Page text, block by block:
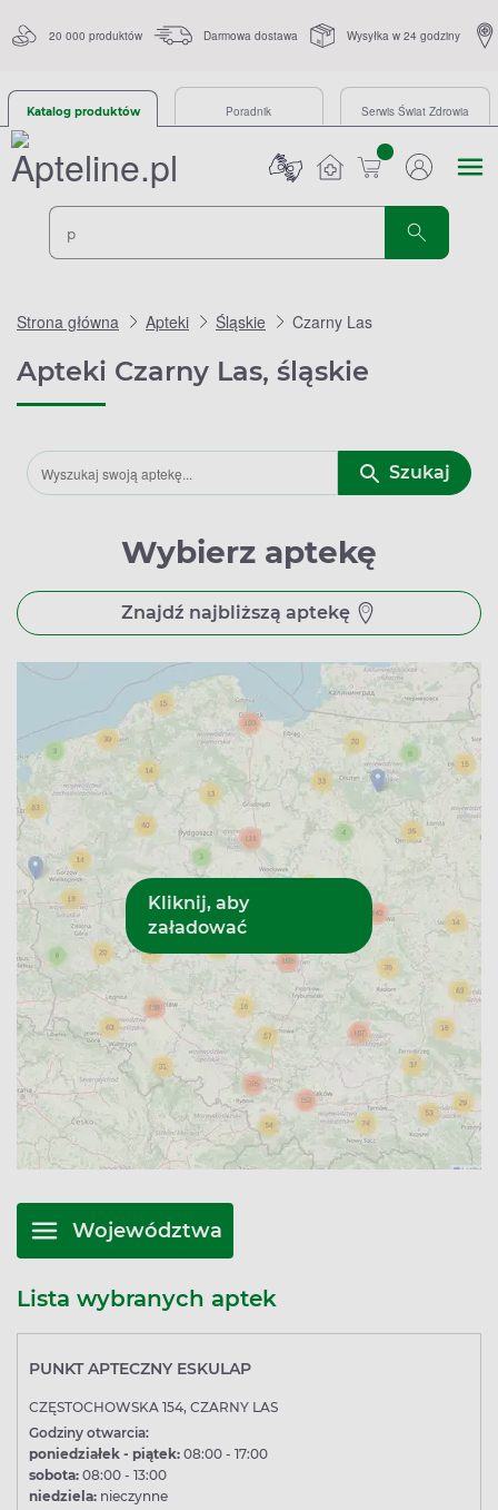
20 000 produktów Darmowa dostawa Wysyłka w 24 godziny
Katalog produktów Poradnik Serwis Świat Zdrowia
sztuk
Strona główna Apteki Śląskie Czarny Las
Apteki Czarny Las, śląskie
Szukaj
Wybierz aptekę
Znajdź najbliższą aptekę
Województwa
Lista wybranych aptek
PUNKT APTECZNY ESKULAP
CZĘSTOCHOWSKA 154, CZARNY LAS
Godziny otwarcia:
poniedziałek - piątek: 08:00 - 17:00
sobota: 08:00 - 13:00
niedziela: nieczynne